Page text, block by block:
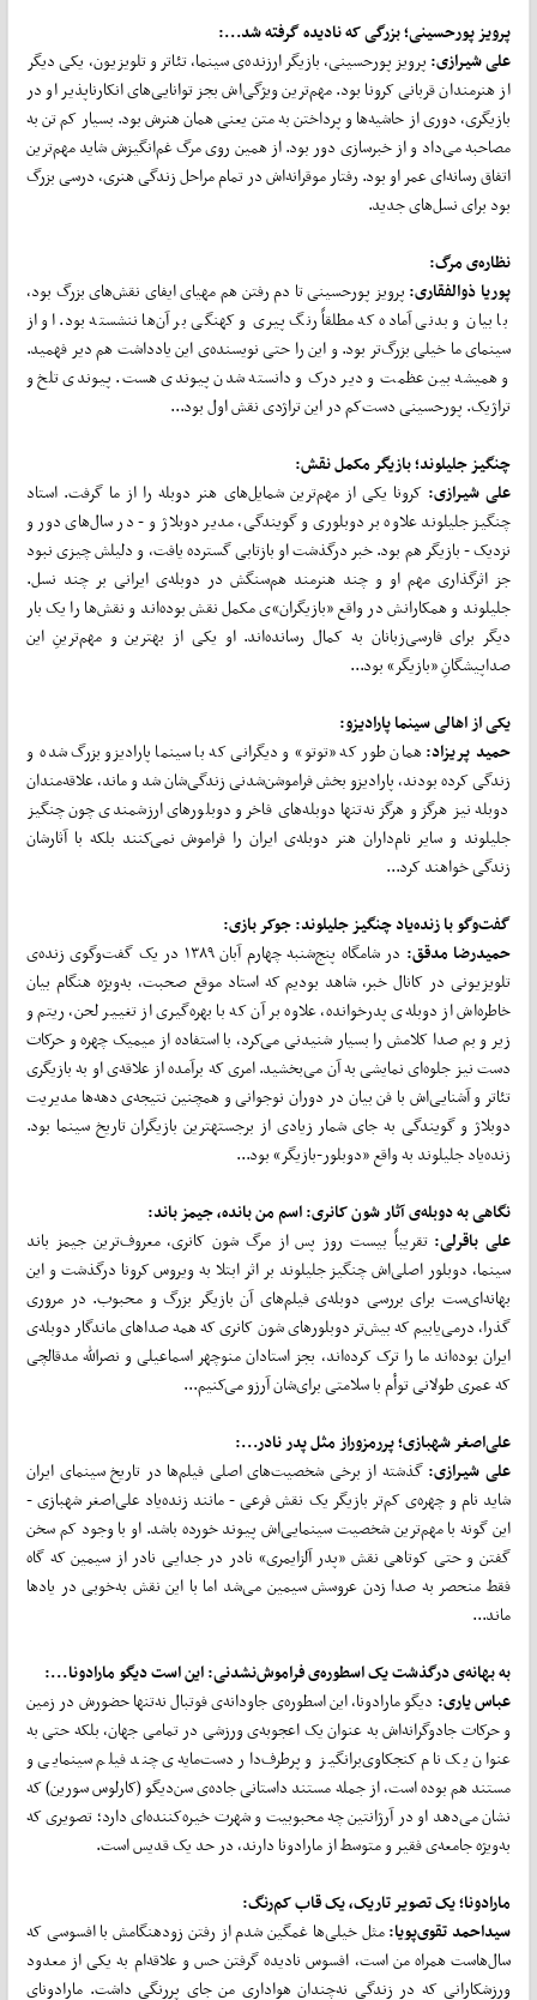
پرویز پورحسینی؛ بزرگی که نادیده گرفته شد...:
علی شیرازی:پرویز پورحسینی، بازیگر ارزنده‌ی سینما، تئاتر و تلویزیون، یکی دیگر
از هنرمندان قربانی کرونا بود. مهم‌ترین ویژگی‌اش بجز توانایی‌های انکارناپذیر او در
بازیگری، دوری از حاشیه‌ها و پرداختن به متن یعنی همان هنرش بود. بسیار کم تن به
مصاحبه می‌داد و از خبرسازی دور بود. از همین روی مرگ غم‌انگیزش شاید مهم‌ترین
اتفاق رسانه‌ای عمر او بود. رفتار موقرانه‌اش در تمام مراحل زندگی هنری، درسی بزرگ
بود برای نسل‌های جدید.
نظاره‌ی مرگ:
پوریا ذوالفقاری:پرویز پورحسینی تا دم رفتن هم مهیای ایفای نقش‌های بزرگ بود،
با بیان و بدنی آماده که مطلقاً رنگ پیری و کهنگی بر آن‌ها ننشسته بود. او از
سینمای ما خیلی بزرگ‌تر بود. و این را حتی نویسنده‌ی این یادداشت هم دیر فهمید.
و همیشه بین عظمت و دیر درک و دانسته شدن پیوندی هست. پیوندی تلخ و
تراژیک. پورحسینی دست‌کم در این تراژدی نقش اول بود...
چنگیز جلیلوند؛ بازیگر مکمل نقش:
علی شیرازی:کرونا یکی از مهم‌ترین شمایل‌های هنر دوبله را از ما گرفت. استاد
چنگیز جلیلوند علاوه بر دوبلوری و گویندگی، مدیر دوبلاژ و - در سال‌های دور و
نزدیک - بازیگر هم بود. خبر درگذشت او بازتابی گسترده یافت، و دلیلش چیزی نبود
جز اثرگذاری مهم او و چند هنرمند هم‌سنگش در دوبله‌ی ایرانی بر چند نسل.
جلیلوند و همکارانش در واقع «بازیگران»ی مکمل نقش بوده‌اند و نقش‌ها را یک بار
دیگر برای فارسی‌زبانان به کمال رسانده‌اند. او یکی از بهترین و مهم‌ترینِ این
صداپیشگانِ «بازیگر» بود...
یکی از اهالی سینما پارادیزو:
حمید پریزاد:همان طور که «توتو» و دیگرانی که با سینما پارادیزو بزرگ شده و
زندگی کرده بودند، پارادیزو بخش فراموشن‌شدنی زندگی‌شان شد و ماند، علاقه‌مندان
دوبله نیز هرگز و هرگز نه‌تنها دوبله‌های فاخر و دوبلورهای ارزشمندی چون چنگیز
جلیلوند و سایر نام‌داران هنر دوبله‌ی ایران را فراموش نمی‌کنند بلکه با آثارشان
زندگی خواهند کرد...
گفت‌وگو با زنده‌یاد چنگیز جلیلوند: جوکر بازی:
حمیدرضا مدقق:
در شامگاه پنج‌شنبه چهارم آبان ۱۳۸۹ در یک گفت‌وگوی زنده‌ی
تلویزیونی در کانال خبر، شاهد بودیم که استاد موقع صحبت، به‌ویژه هنگام بیان
خاطره‌اش از دوبله‌ی پدرخوانده، علاوه بر آن که با بهره‌گیری از تغییر لحن، ریتم و
زیر و بم صدا کلامش را بسیار شنیدنی می‌کرد، با استفاده از میمیک چهره و حرکات
دست نیز جلوه‌ای نمایشی به آن می‌بخشید. امری که برآمده از علاقه‌ی او به بازیگری
تئاتر و آشنایی‌اش با فن بیان در دوران نوجوانی و همچنین نتیجه‌ی دهه‌ها مدیریت
دوبلاژ و گویندگی به جای شمار زیادی از برجسته‏ترین بازیگران تاریخ سینما بود.
زنده‌یاد جلیلوند به واقع «دوبلور-بازیگر» بود...
نگاهی به دوبله‌ی آثار شون کانری: اسم من بانده، جیمز باند:
علی باقرلی:تقریباً بیست روز پس از مرگ شون کانری، معروف‌ترین جیمز باند
سینما، دوبلور اصلی‌اش چنگیز جلیلوند بر اثر ابتلا به ویروس کرونا درگذشت و این
بهانه‌ای‌ست برای بررسی دوبله‌ی فیلم‌های آن بازیگر بزرگ و محبوب. در مروری
گذرا، درمی‌یابیم که بیش‌تر دوبلورهای شون کانری که همه صداهای ماندگار دوبله‌ی
ایران بوده‌اند ما را ترک کرده‌اند، بجز استادان منوچهر اسماعیلی و نصرالله مدقالچی
که عمری طولانی توأم با سلامتی برای‌شان آرزو می‌کنیم...
علی‌اصغر شهبازی؛ پررمزوراز مثل پدر نادر...:
علی شیرازی:گذشته از برخی شخصیت‌های اصلی فیلم‌ها در تاریخ سینمای ایران
شاید نام و چهره‌ی کم‌تر بازیگر یک نقش فرعی - مانند زنده‌یاد علی‌اصغر شهبازی -
این گونه با مهم‌ترین شخصیت سینمایی‌اش پیوند خورده باشد. او با وجود کم سخن
گفتن و حتی کوتاهی نقش «پدر آلزایمری» نادر در جدایی نادر از سیمین که گاه
فقط منحصر به صدا زدن عروسش سیمین می‌شد اما با این نقش به‌خوبی در یادها
ماند...
به بهانه‌ی درگذشت یک اسطوره‌ی فراموش‌نشدنی: این است دیگو مارادونا...:
عباس یاری:دیگو مارادونا، این اسطوره‌ی جاودانه‌ی فوتبال نه‌تنها حضورش در زمین
و حرکات جادوگرانه‌اش به عنوان یک اعجوبه‌ی ورزشی در تمامی جهان، بلکه حتی به
عنوان یک نام کنجکاوی‌برانگیز و پرطرف‌دار دست‌مایه‌ی چند فیلم سینمایی و
مستند هم بوده است، از جمله مستند داستانی جاده‌ی سن‌دیگو (کارلوس سورین) که
نشان می‌دهد او در آرژانتین چه محبوبیت و شهرت خیره‌کننده‌ای دارد؛ تصویری که
به‌ویژه جامعه‌ی فقیر و متوسط از مارادونا دارند، در حد یک قدیس است.
مارادونا؛ یک تصویر تاریک، یک قاب کم‌رنگ:
سیداحمد تقوی‌پویا:مثل خیلی‌ها غمگین شدم از رفتن زودهنگامش با افسوسی که
سال‌هاست همراه من است، افسوس نادیده گرفتن حس و علاقه‌ام به یکی از معدود
ورزشکارانی که در زندگی نه‌چندان هواداری من جای پررنگی داشت. مارادونای